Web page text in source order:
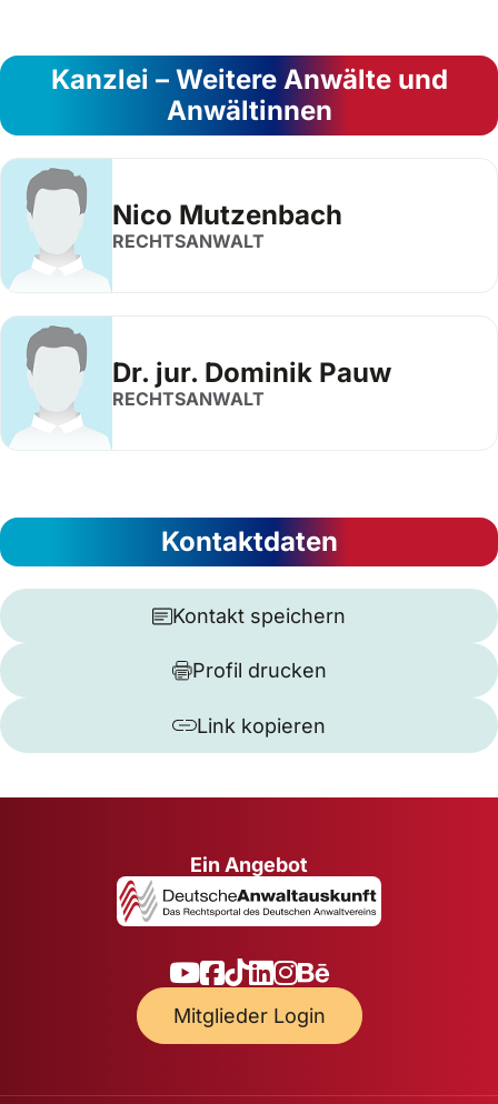
Kanzlei – Weitere Anwälte und
Anwältinnen
Nico Mutzenbach
RECHTSANWALT
Dr. jur. Dominik Pauw
RECHTSANWALT
Kontaktdaten
Kontakt speichern
Profil drucken
Link kopieren
Ein Angebot
Mitglieder Login